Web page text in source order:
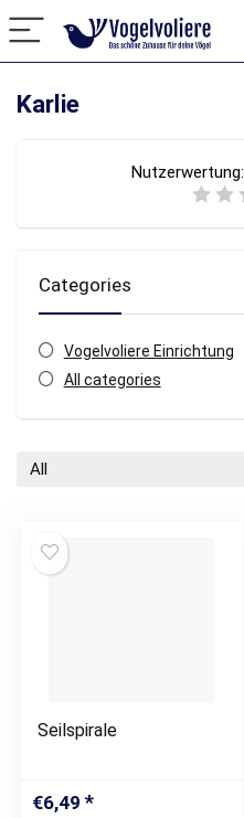
Karlie
Nutzerwertung:
Categories
Vogelvoliere Einrichtung
All categories
All
Seilspirale
€6,49